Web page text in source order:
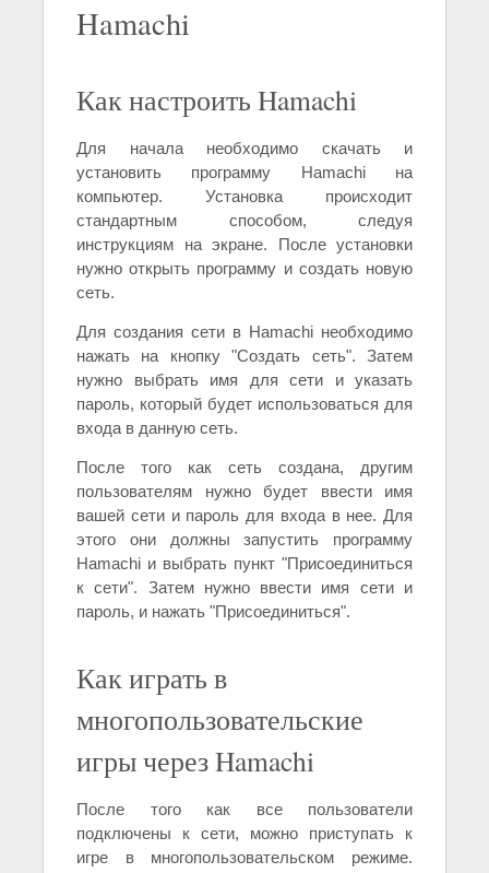
Hamachi
Как настроить Hamachi
Для начала необходимо скачать и
установить программу Hamachi на
компьютер. Установка происходит
стандартным способом, следуя
инструкциям на экране. После установки
нужно открыть программу и создать новую
сеть.
Для создания сети в Hamachi необходимо
нажать на кнопку "Создать сеть". Затем
нужно выбрать имя для сети и указать
пароль, который будет использоваться для
входа в данную сеть.
После того как сеть создана, другим
пользователям нужно будет ввести имя
вашей сети и пароль для входа в нее. Для
этого они должны запустить программу
Hamachi и выбрать пункт "Присоединиться
к сети". Затем нужно ввести имя сети и
пароль, и нажать "Присоединиться".
Как играть в
многопользовательские
игры через Hamachi
После того как все пользователи
подключены к сети, можно приступать к
игре в многопользовательском режиме.